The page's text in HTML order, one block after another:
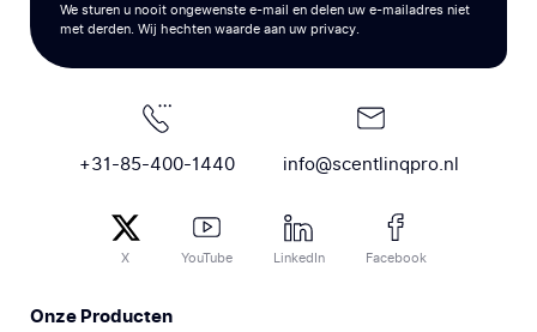
We sturen u nooit ongewenste e-mail en delen uw e-mailadres niet
met derden. Wij hechten waarde aan uw privacy.
+31-85-400-1440 info@scentlinqpro.nl
X YouTube LinkedIn Facebook
Onze Producten